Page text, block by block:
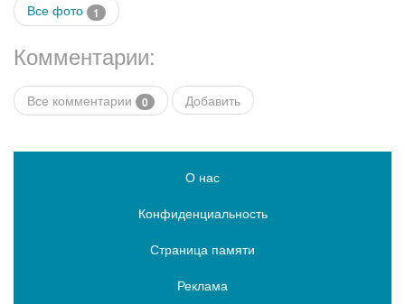
Все фото 1
Комментарии:
Все комментарии 0 Добавить
О нас
Конфиденциальность
Страница памяти
Реклама